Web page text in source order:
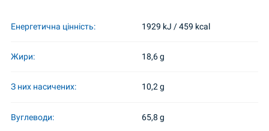
Енергетична цінність: 1929 kJ / 459 kcal
Жири: 18,6 g
З них насичених: 10,2 g
Вуглеводи: 65,8 g